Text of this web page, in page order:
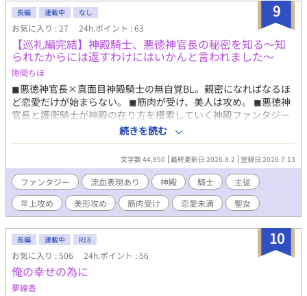
9
長編 連載中 なし
お気に入り : 27 24h.ポイント : 63
【巡礼編完結】神殿騎士、悪徳神官長の秘密を知る〜知
られたからには返すわけにはいかんと言われました〜
隙間ちほ
◼︎悪徳神官長×真面目神殿騎士の無自覚BL。親密になればなるほ
ど恋愛だけが始まらない。 ◼︎筋肉が受け、美人は攻め。 ◼︎悪徳神
官長と護衛騎士が神殿の在り方を模索していく神殿ファンタジー
◼︎悪徳と噂される神官長の護衛騎士として登殿した、新任の神殿
騎士フィリス。 神殿を私物化し、賄賂を受け取り、聖女を好き勝
手に動かす――そんな黒い噂の裏には、ある秘密があった。 秘密
を知ってしまったフィリスは、「知られたからには帰すわけには
いかん」と専属護衛を命じられる。 まるで小間使いのように扱わ
れる日々の中、次第に黒い噂の裏側を知るようになり……。 ※は
流血・残酷描写あり
続きを読む
文字数 44,950 最終更新日 2026.8.2 登録日 2026.7.13
ファンタジー 流血表現あり 神殿 騎士
主従
年上攻め
美形攻め 筋肉受け 恋愛未満 聖女
10
長編 連載中 R18
お気に入り : 506 24h.ポイント : 56
俺の幸せの為に
夢線香